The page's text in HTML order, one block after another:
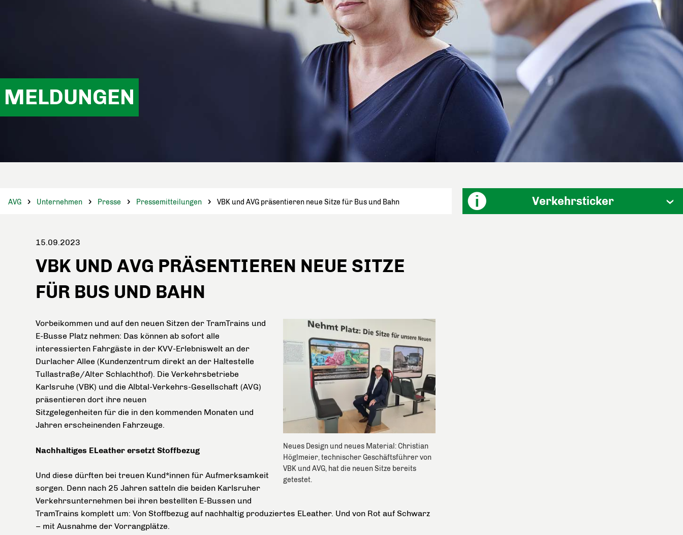
MELDUNGEN
AVG Unternehmen Presse Pressemitteilungen VBK und AVG präsentieren neue Sitze für Bus und Bahn
15.09.2023
VBK UND AVG PRÄSENTIEREN NEUE SITZE
FÜR BUS UND BAHN
Neues Design und neues Material: Christian
Höglmeier, technischer Geschäftsführer von
VBK und AVG, hat die neuen Sitze bereits
getestet.
Vorbeikommen und auf den neuen Sitzen der TramTrains und
E-Busse Platz nehmen: Das können ab sofort alle
interessierten Fahrgäste in der KVV-Erlebniswelt an der
Durlacher Allee (Kundenzentrum direkt an der Haltestelle
Tullastraße/Alter Schlachthof). Die Verkehrsbetriebe
Karlsruhe (VBK) und die Albtal-Verkehrs-Gesellschaft (AVG)
präsentieren dort ihre neuen
Sitzgelegenheiten für die in den kommenden Monaten und
Jahren erscheinenden Fahrzeuge.
Nachhaltiges ELeather ersetzt Stoffbezug
Und diese dürften bei treuen Kund*innen für Aufmerksamkeit
sorgen. Denn nach 25 Jahren satteln die beiden Karlsruher
Verkehrsunternehmen bei ihren bestellten E-Bussen und
TramTrains komplett um: Von Stoffbezug auf nachhaltig produziertes ELeather. Und von Rot auf Schwarz
– mit Ausnahme der Vorrangplätze.
Verkehrsticker